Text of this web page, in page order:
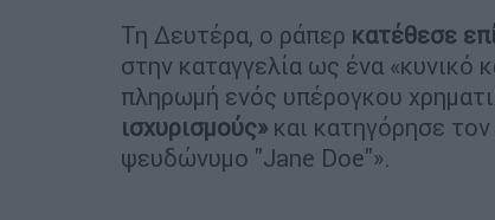
Τη Δευτέρα, ο ράπερ κατέθεσε
στην καταγγελία ως ένα «κυνικό
πληρωμή ενός υπέρογκου
ισχυρισμούς» και κατηγόρησε
ψευδώνυμο "Jane Doe"».